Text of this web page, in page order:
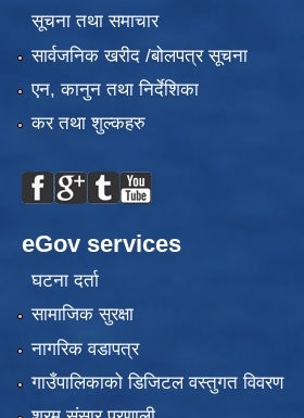
सूचना तथा समाचार
सार्वजनिक खरीद /बोलपत्र सूचना
एन, कानुन तथा निर्देशिका
कर तथा शुल्कहरु
eGov services
घटना दर्ता
सामाजिक सुरक्षा
नागरिक वडापत्र
गाउँपालिकाको डिजिटल वस्तुगत विवरण